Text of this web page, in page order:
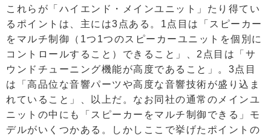
これらが「ハイエンド・メインユニット」たり得てい
るポイントは、主には3点ある。1点目は「スピーカー
をマルチ制御（1つ1つのスピーカーユニットを個別に
コントロールすること）できること」、2点目は「サ
ウンドチューニング機能が高度であること」。3点目
は「高品位な音響パーツや高度な音響技術が盛り込ま
れていること」、以上だ。なお同社の通常のメインユ
ニットの中にも「スピーカーをマルチ制御できる」モ
デルがいくつかある。しかしここで挙げたポイントの